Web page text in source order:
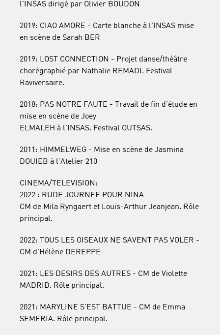
l'INSAS dirigé par Olivier BOUDON
2019: CIAO AMORE - Carte blanche à l'INSAS mise
en scène de Sarah BER
2019: LOST CONNECTION - Projet danse/théâtre
chorégraphié par Nathalie REMADI. Festival
Raviversaire.
2018: PAS NOTRE FAUTE - Travail de fin d'étude en
mise en scène de Joey
ELMALEH à l'INSAS. Festival OUTSAS.
2011: HIMMELWEG - Mise en scène de Jasmina
DOUIEB à l'Atelier 210
CINEMA/TELEVISION:
2022 : RUDE JOURNEE POUR NINA
CM de Mila Ryngaert et Louis-Arthur Jeanjean. Rôle
principal.
2022: TOUS LES OISEAUX NE SAVENT PAS VOLER -
CM d'Hélène DEREPPE
2021: LES DESIRS DES AUTRES - CM de Violette
MADRID. Rôle principal.
2021: MARYLINE S'EST BATTUE - CM de Emma
SEMERIA. Rôle principal.